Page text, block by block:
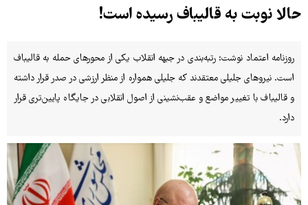
حالا نوبت به قالیباف رسیده است!
روزنامه اعتماد نوشت: رتبه‌بندی در جبهه انقلاب یکی از محورهای حمله به قالیباف
است. نیروهای جلیلی معتقدند که جلیلی همواره از منظر ارزشی در صدر قرار داشته
و قالیباف با تغییر مواضع و عقب‌نشینی از اصول انقلابی در جایگاه پایین‌تری قرار
دارد.